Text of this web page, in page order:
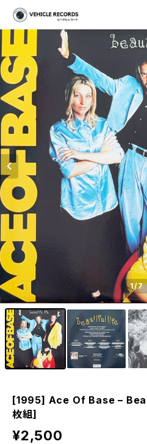
1/7
[1995] Ace Of Base –
枚組]
¥2,500